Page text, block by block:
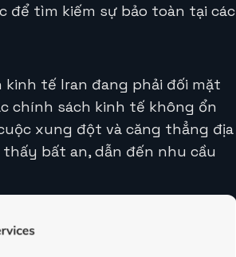
để tìm kiếm sự bảo toàn tại các
tế Iran đang phải đối mặt
chính sách kinh tế không ổn
xung đột và căng thẳng địa
bất an, dẫn đến nhu cầu